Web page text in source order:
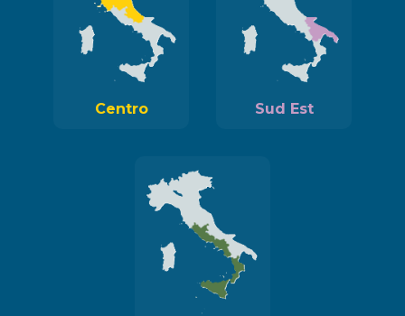
Centro Sud Est